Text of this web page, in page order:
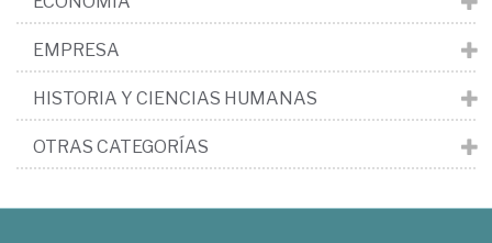
EMPRESA
HISTORIA Y CIENCIAS HUMANAS
OTRAS CATEGORÍAS